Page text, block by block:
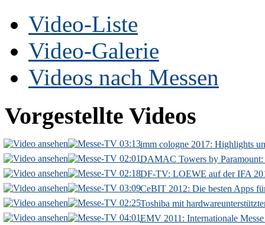
Video-Liste
Video-Galerie
Videos nach Messen
Vorgestellte Videos
03:13imm cologne 2017: Highlights
02:01DAMAC Towers by
02:18DF-TV: LOEWE auf der IFA
03:09CeBIT 2012: Die besten Apps
02:25Toshiba mit
04:01EMV 2011: Internationale